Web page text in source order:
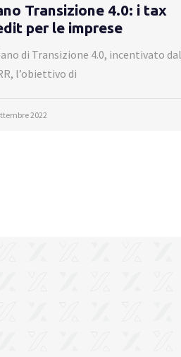
Transizione 4.0: i tax
per le imprese
di Transizione 4.0, incentivato dal
l’obiettivo di
2022